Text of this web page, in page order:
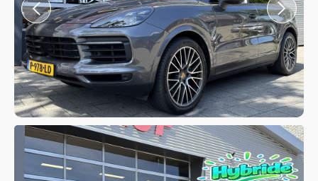
Algemene voorwaarden
Vacature